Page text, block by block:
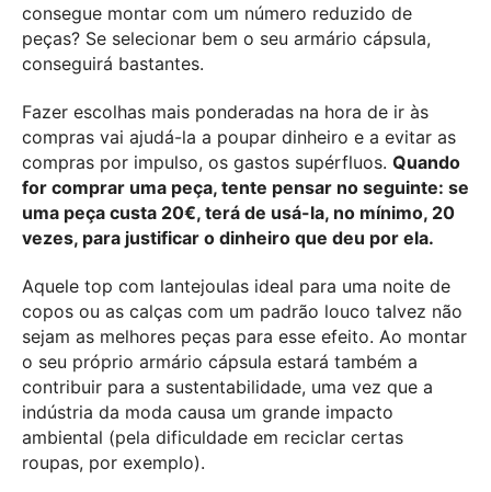
consegue montar com um número reduzido de
peças? Se selecionar bem o seu armário cápsula,
conseguirá bastantes.
Fazer escolhas mais ponderadas na hora de ir às
compras vai ajudá-la a poupar dinheiro e a evitar as
compras por impulso, os gastos supérfluos. Quando
for comprar uma peça, tente pensar no seguinte: se
uma peça custa 20€, terá de usá-la, no mínimo, 20
vezes, para justificar o dinheiro que deu por ela.
Aquele top com lantejoulas ideal para uma noite de
copos ou as calças com um padrão louco talvez não
sejam as melhores peças para esse efeito. Ao montar
o seu próprio armário cápsula estará também a
contribuir para a sustentabilidade, uma vez que a
indústria da moda causa um grande impacto
ambiental (pela dificuldade em reciclar certas
roupas, por exemplo).